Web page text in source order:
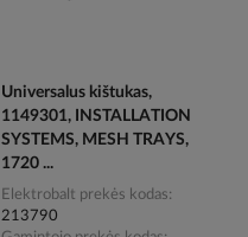
Universalus kištukas,
1149301, INSTALLATION
SYSTEMS, MESH TRAYS,
1720 ...
Elektrobalt prekės kodas
213790